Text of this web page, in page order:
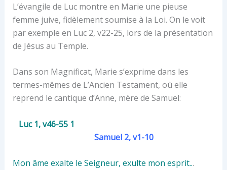
L’évangile de Luc montre en Marie une pieuse
femme juive, fidèlement soumise à la Loi. On le voit
par exemple en Luc 2, v22-25, lors de la présentation
de Jésus au Temple.
Dans son Magnificat, Marie s’exprime dans les
termes-mêmes de L’Ancien Testament, où elle
reprend le cantique d’Anne, mère de Samuel:
Luc 1, v46-55 1
Samuel 2, v1-10
Mon âme exalte le Seigneur, exulte mon esprit...